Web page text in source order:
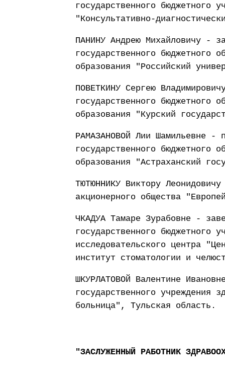
государственного бюджетного
"Консультативно-
ПАНИНУ Андрею Михайловичу -
государственного бюджетного
образования "Российский
ПОВЕТКИНУ Сергею
государственного бюджетного
образования "Курский
РАМАЗАНОВОЙ Лии Шамильевне -
государственного бюджетного
образования "Астраханский
ТЮТЮННИКУ Виктору
акционерного общества
ЧКАДУА Тамаре Зурабовне -
государственного бюджетного
исследовательского центра
институт стоматологии и
ШКУРЛАТОВОЙ Валентине
государственного учреждения
больница", Тульская область.
"ЗАСЛУЖЕННЫЙ РАБОТНИК